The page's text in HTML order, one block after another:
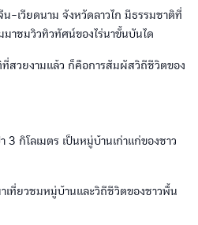
น-เวียดนาม จังหวัดลาวไก มีธรรมชาติที่
าชมวิวทิวทัศน์ของไร่นาขั้นบันได
สวยงามแล้ว ก็คือการสัมผัสวิถีชีวิตของ
3 กิโลเมตร เป็นหมู่บ้านเก่าแก่ของชาว
เที่ยวชมหมู่บ้านและวิถีชีวิตของชาวพื้น